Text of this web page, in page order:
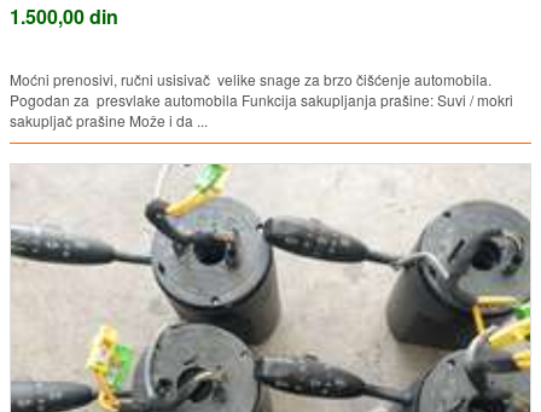
1.500,00 din
Moćni prenosivi, ručni usisivač velike snage za brzo čišćenje automobila.
Pogodan za presvlake automobila Funkcija sakupljanja prašine: Suvi / mokri
sakupljač prašine Može i da ...